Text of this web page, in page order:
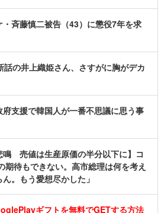
・斉藤慎二被告（43）に懲役7年を求
話の井上織姫さん、さすがに胸がデカ
支援で韓国人が一番不思議に思う事
鳴 売値は生産原価の半分以下に】コ
期待もできない。高市総理は何を考え
。もう愛想尽かした」
ギフトを無料でGETする方法